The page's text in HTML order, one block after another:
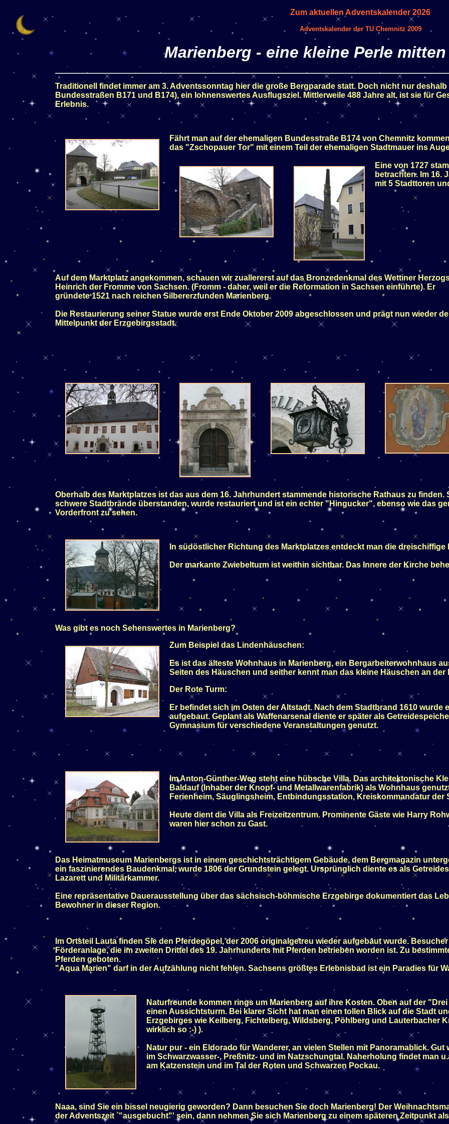
Zum aktuellen Adventskalender 2026
Adventskalender der TU Chemnitz 2009
Marienberg - eine kleine Perle
Traditionell findet immer am 3. Adventssonntag hier die große Bergparade statt. Doch nicht nur
Bundesstraßen B171 und B174), ein lohnenswertes Ausflugsziel. Mittlerweile 488 Jahre alt, ist sie für
Erlebnis.
Fährt man auf der ehemaligen Bundesstraße B174 von Chemnitz
das "Zschopauer Tor" mit einem Teil der ehemaligen Stadtmauer ins
Eine von 1727
betrachten. Im 16.
mit 5 Stadttoren
Auf dem Marktplatz angekommen, schauen wir zuallererst auf das Bronzedenkmal des Wettiner
Heinrich der Fromme von Sachsen. (Fromm - daher, weil er die Reformation in Sachsen einführte). Er
gründete 1521 nach reichen Silbererzfunden Marienberg.
Die Restaurierung seiner Statue wurde erst Ende Oktober 2009 abgeschlossen und prägt nun wieder
Mittelpunkt der Erzgebirgsstadt.
Oberhalb des Marktplatzes ist das aus dem 16. Jahrhundert stammende historische Rathaus zu
schwere Stadtbrände überstanden, wurde restauriert und ist ein echter "Hingucker", ebenso wie das
Vorderfront zu sehen.
In südöstlicher Richtung des Marktplatzes entdeckt man die
Der markante Zwiebelturm ist weithin sichtbar. Das Innere der Kirche
Was gibt es noch Sehenswertes in Marienberg?
Zum Beispiel das Lindenhäuschen:
Es ist das älteste Wohnhaus in Marienberg, ein Bergarbeiterwohnhaus
Seiten des Häuschen und seither kennt man das kleine Häuschen an
Der Rote Turm:
Er befindet sich im Osten der Altstadt. Nach dem Stadtbrand 1610 wurde
aufgebaut. Geplant als Waffenarsenal diente er später als
Gymnasium für verschiedene Veranstaltungen genutzt.
Im Anton-Günther-Weg steht eine hübsche Villa. Das architektonische
Baldauf (Inhaber der Knopf- und Metallwarenfabrik) als Wohnhaus
Ferienheim, Säuglingsheim, Entbindungsstation, Kreiskommandatur
Heute dient die Villa als Freizeitzentrum. Prominente Gäste wie Harry
waren hier schon zu Gast.
Das Heimatmuseum Marienbergs ist in einem geschichtsträchtigem Gebäude, dem Bergmagazin
ein faszinierendes Baudenkmal, wurde 1806 der Grundstein gelegt. Ursprünglich diente es als
Lazarett und Militärkammer.
Eine repräsentative Dauerausstellung über das sächsisch-böhmische Erzgebirge dokumentiert das
Bewohner in dieser Region.
Im Ortsteil Lauta finden Sie den Pferdegöpel, der 2006 originalgetreu wieder aufgebaut wurde.
Förderanlage, die im zweiten Drittel des 19. Jahrhunderts mit Pferden betrieben worden ist. Zu
Pferden geboten.
"Aqua Marien" darf in der Aufzählung nicht fehlen. Sachsens größtes Erlebnisbad ist ein Paradies für
Naturfreunde kommen rings um Marienberg auf ihre Kosten. Oben auf der
einen Aussichtsturm. Bei klarer Sicht hat man einen tollen Blick auf die Stadt
Erzgebirges wie Keilberg, Fichtelberg, Wildsberg, Pöhlberg und Lauterbacher
wirklich so :-) ).
Natur pur - ein Eldorado für Wanderer, an vielen Stellen mit Panoramablick. Gut
im Schwarzwasser-, Preßnitz- und im Natzschungtal. Naherholung findet man
am Katzenstein und im Tal der Roten und Schwarzen Pockau.
Naaa, sind Sie ein bissel neugierig geworden? Dann besuchen Sie doch Marienberg! Der
der Adventszeit `"ausgebucht"' sein, dann nehmen Sie sich Marienberg zu einem späteren Zeitpunkt